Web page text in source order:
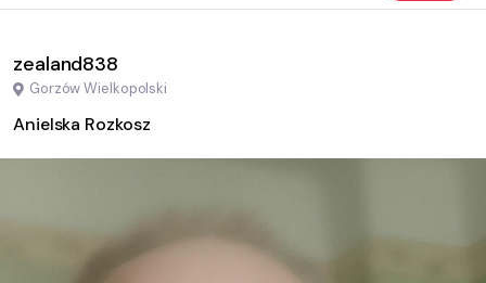
zealand838
Gorzów Wielkopolski
Anielska Rozkosz